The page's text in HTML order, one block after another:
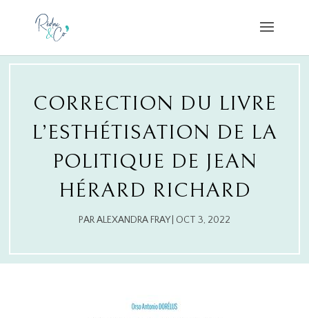
CORRECTION DU LIVRE
L’ESTHÉTISATION DE LA
POLITIQUE DE JEAN
HÉRARD RICHARD
PARALEXANDRA FRAY| OCT 3, 2022